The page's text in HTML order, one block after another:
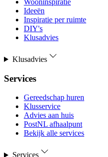
Wooninspiratie
Ideeën
Inspiratie per ruimte
DIY's
Klusadvies
Klusadvies
Services
Gereedschap huren
Klusservice
Advies aan huis
PostNL afhaalpunt
Bekijk alle services
Services